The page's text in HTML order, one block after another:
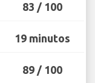
83 / 100
19 minutos
89 / 100